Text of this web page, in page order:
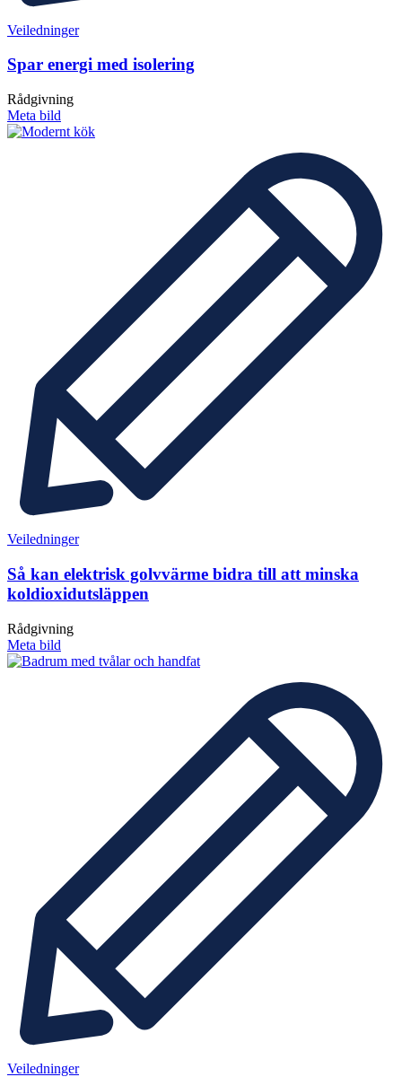
Veiledninger
Spar energi med isolering
Rådgivning
Meta bild
Veiledninger
Så kan elektrisk golvvärme bidra till att minska
koldioxidutsläppen
Rådgivning
Meta bild
Veiledninger